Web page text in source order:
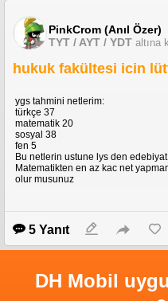
PinkCrom (Anıl Özer)
TYT / AYT / YDT altına
hukuk fakültesi icin
ygs tahmini netlerim:
türkçe 37
matematik 20
sosyal 38
fen 5
Bu netlerin ustune lys den
Matematikten en az kac net
olur musunuz
5 Yanıt
DH Mobil